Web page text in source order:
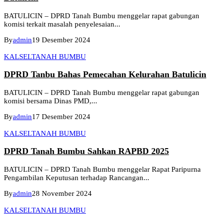
BATULICIN – DPRD Tanah Bumbu menggelar rapat gabungan
komisi terkait masalah penyelesaian...
Byadmin19 Desember 2024
KALSELTANAH BUMBU
DPRD Tanbu Bahas Pemecahan Kelurahan Batulicin
BATULICIN – DPRD Tanah Bumbu menggelar rapat gabungan
komisi bersama Dinas PMD,...
Byadmin17 Desember 2024
KALSELTANAH BUMBU
DPRD Tanah Bumbu Sahkan RAPBD 2025
BATULICIN – DPRD Tanah Bumbu menggelar Rapat Paripurna
Pengambilan Keputusan terhadap Rancangan...
Byadmin28 November 2024
KALSELTANAH BUMBU